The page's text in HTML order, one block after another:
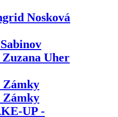
Nosková
Uher
Zámky
Zámky
UP -